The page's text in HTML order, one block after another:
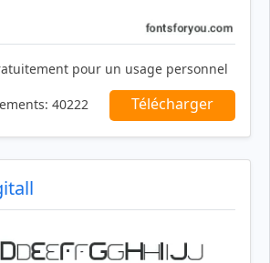
pour un usage personnel
40222 Télécharger